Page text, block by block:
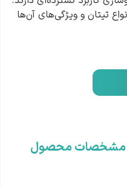
تیتان و ویژگی‌های آن‌ها
مشخصات محصول